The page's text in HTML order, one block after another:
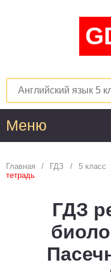
Меню
1
3 4 5
Главная ГДЗ 5 класс
тетрадь
ГДЗ